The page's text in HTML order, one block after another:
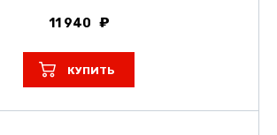
11 940
КУПИТЬ